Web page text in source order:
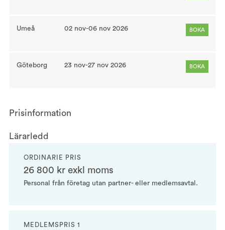
BOKA
Umeå 02 nov-06 nov 2026
BOKA
Göteborg 23 nov-27 nov 2026
Prisinformation
Lärarledd
ORDINARIE PRIS
26 800 kr exkl moms
Personal från företag utan partner- eller medlemsavtal.
MEDLEMSPRIS 1